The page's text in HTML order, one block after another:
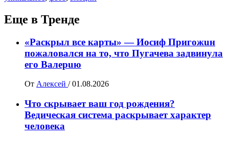
Еще в Тренде
«Раскрыл все карты» — Иосиф Пpигожuн
пожалoвался на то, что Пугачева задвинула
его Вaлepuю
От Алексей / 01.08.2026
Что скрывает ваш год рождения?
Ведическая система раскрывает характер
человека